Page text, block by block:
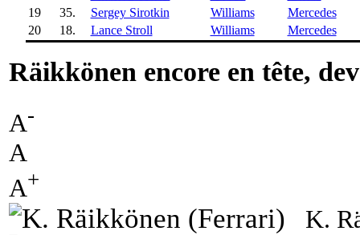
19
35. Sergey Sirotkin Williams
Mercedes
20
18. Lance Stroll Williams Mercedes
Räikkönen encore en tête,
A-
A
A+
K.